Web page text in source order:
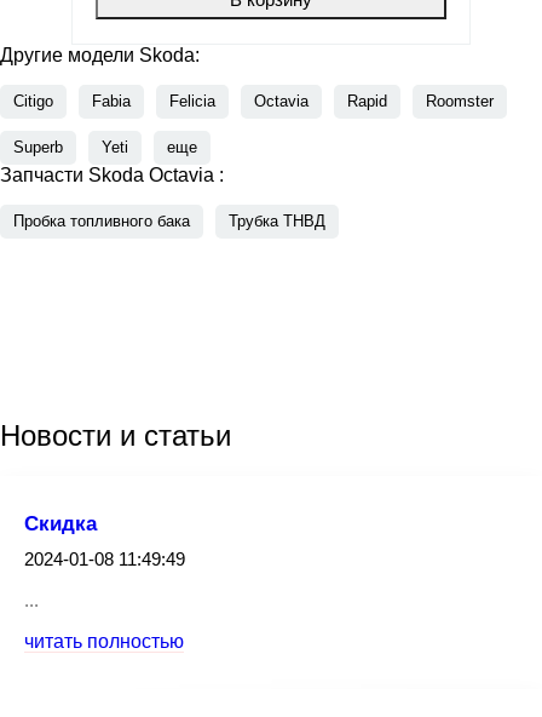
Другие модели Skoda:
Citigo Fabia Felicia Octavia Rapid Roomster
Superb Yeti еще
Запчасти Skoda Octavia :
Пробка топливного бака Трубка ТНВД
Новости и статьи
Скидка
2024-01-08 11:49:49
...
читать полностью